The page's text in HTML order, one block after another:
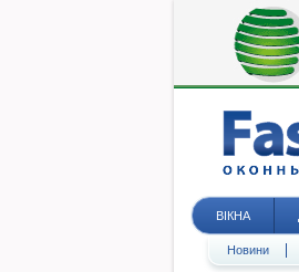
ВІКНА
Новини